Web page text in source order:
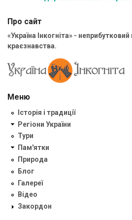
Про сайт
«Україна Інкогніта» -
краєзнавства.
Меню
Історія і традиції
Регіони України
Тури
Пам'ятки
Природа
Блог
Галереї
Відео
Закордон